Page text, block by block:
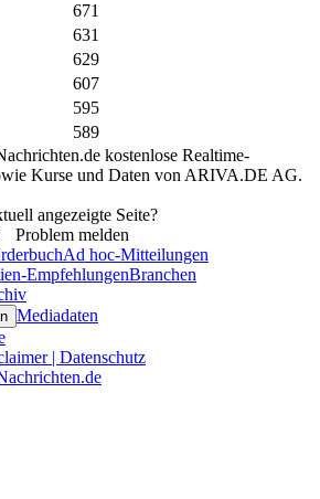
671
631
629
607
595
589
kostenlose Realtime-
Kurse und Daten von ARIVA.DE AG.
angezeigte Seite?
Problem melden
Ad hoc-Mitteilungen
EmpfehlungenBranchen
Mediadaten
| Datenschutz